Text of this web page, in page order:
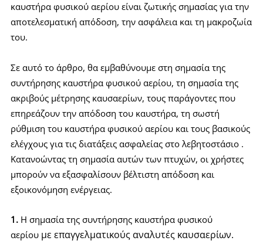
καυστήρα φυσικού αερίου είναι ζωτικής σημασίας για την
αποτελεσματική απόδοση, την ασφάλεια και τη μακροζωία
του.
Σε αυτό το άρθρο, θα εμβαθύνουμε στη σημασία της
συντήρησης καυστήρα φυσικού αερίου, τη σημασία της
ακριβούς μέτρησης καυσαερίων, τους παράγοντες που
επηρεάζουν την απόδοση του καυστήρα, τη σωστή
ρύθμιση του καυστήρα φυσικού αερίου και τους βασικούς
ελέγχους για τις διατάξεις ασφαλείας στο λεβητοστάσιο .
Κατανοώντας τη σημασία αυτών των πτυχών, οι χρήστες
μπορούν να εξασφαλίσουν βέλτιστη απόδοση και
εξοικονόμηση ενέργειας.
1.Η σημασία της συντήρησης καυστήρα φυσικού
αερίου με επαγγελματικούς αναλυτές καυσαερίων.